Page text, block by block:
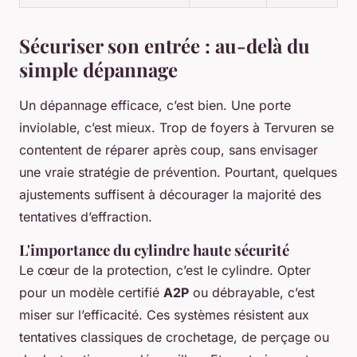
Sécuriser son entrée : au-delà du
simple dépannage
Un dépannage efficace, c’est bien. Une porte
inviolable, c’est mieux. Trop de foyers à Tervuren se
contentent de réparer après coup, sans envisager
une vraie stratégie de prévention. Pourtant, quelques
ajustements suffisent à décourager la majorité des
tentatives d’effraction.
L'importance du cylindre haute sécurité
Le cœur de la protection, c’est le cylindre. Opter
pour un modèle certifié A2P ou débrayable, c’est
miser sur l’efficacité. Ces systèmes résistent aux
tentatives classiques de crochetage, de perçage ou